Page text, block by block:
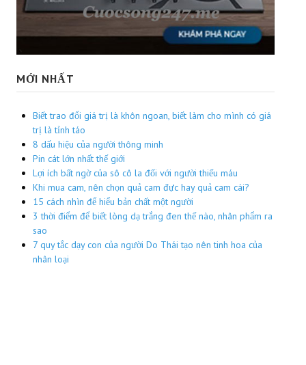
MỚI NHẤT
Biết trao đổi giá trị là khôn ngoan, biết làm cho mình có giá
trị là tỉnh táo
8 dấu hiệu của người thông minh
Pin cát lớn nhất thế giới
Lợi ích bất ngờ của sô cô la đối với người thiếu máu
Khi mua cam, nên chọn quả cam đực hay quả cam cái?
15 cách nhìn để hiểu bản chất một người
3 thời điểm để biết lòng dạ trắng đen thế nào, nhân phẩm ra
sao
7 quy tắc dạy con của người Do Thái tạo nên tinh hoa của
nhân loại